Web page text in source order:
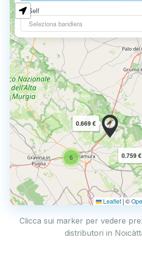
Self
Seleziona bandiera
6 0.759 €
0.669 €
Leaflet | ©
Clicca sui marker per vedere
distributori in